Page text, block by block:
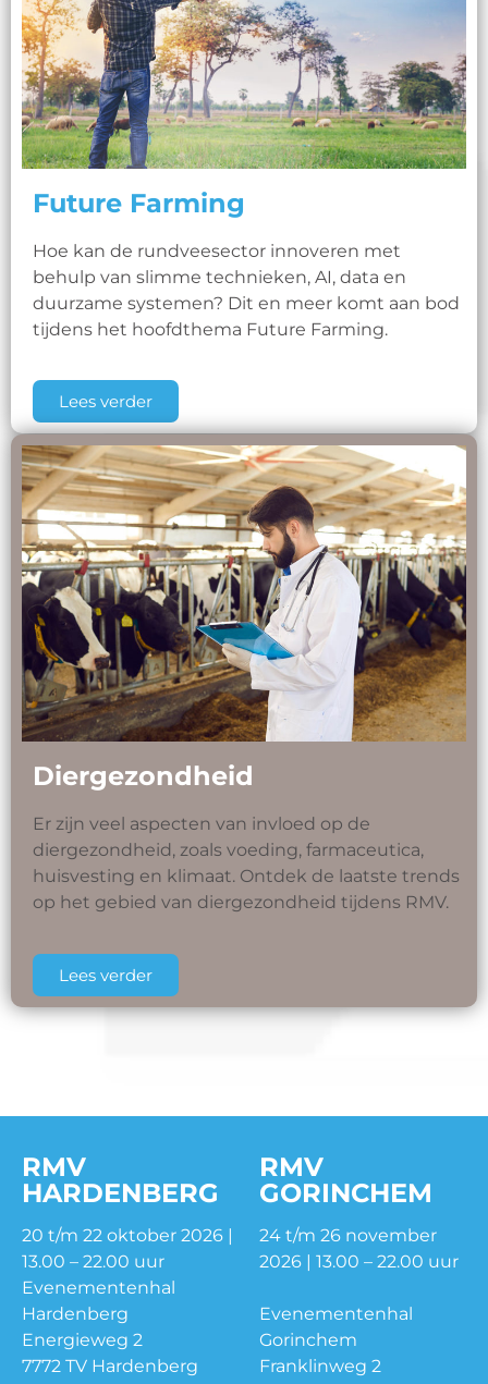
Future Farming
Hoe kan de rundveesector innoveren met
behulp van slimme technieken, AI, data en
duurzame systemen? Dit en meer komt aan bod
tijdens het hoofdthema Future Farming.
Lees verder
Diergezondheid
Er zijn veel aspecten van invloed op de
diergezondheid, zoals voeding, farmaceutica,
huisvesting en klimaat. Ontdek de laatste trends
op het gebied van diergezondheid tijdens RMV.
Lees verder
RMV
HARDENBERG
20 t/m 22 oktober 2026 |
13.00 – 22.00 uur
Evenementenhal
Hardenberg
Energieweg 2
7772 TV Hardenberg
RMV
GORINCHEM
24 t/m 26 november
2026 | 13.00 – 22.00 uur
Evenementenhal
Gorinchem
Franklinweg 2